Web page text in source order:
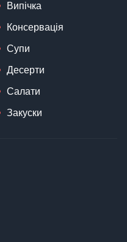
Випічка
Консервація
Супи
Десерти
Салати
Закуски